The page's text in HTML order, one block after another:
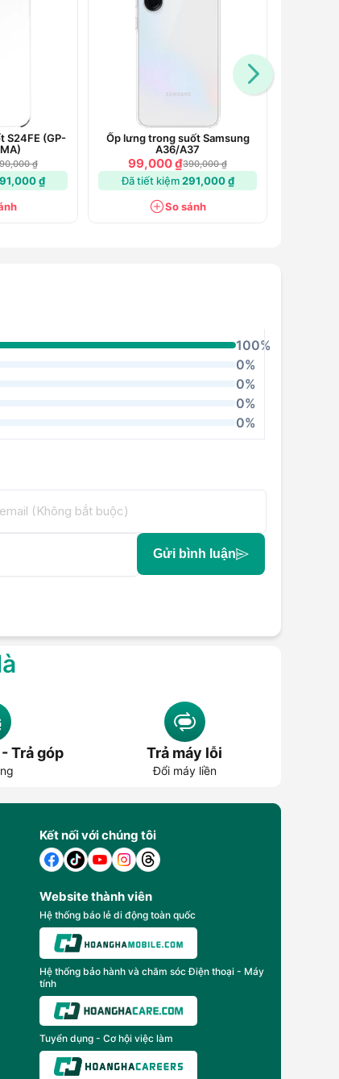
S24FE (GP-
₫
₫
Ốp lưng trong suốt Samsung
A36/A37
99,000 ₫390,000 ₫
Đã tiết kiệm291,000 ₫
So sánh
100%
0%
0%
0%
0%
Gửi bình luận
Trả góp Trả máy lỗi
Đổi máy liền
Kết nối với chúng tôi
Website thành viên
Hệ thống báo lẻ di động toàn quốc
Hệ thống bảo hành và chăm sóc Điện thoại - Máy
tính
Tuyển dụng - Cơ hội việc làm